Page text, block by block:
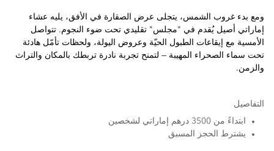
ومع بدء غروب الشمس، يتجلى عرض الصقارة في الأفق، يليه عشاء
إماراتي أصيل يُقدم في "مجلس" تقليدي تحت ضوء النجوم. تتواصل
الأمسية مع إيقاعات الطبول الحيّة وعروض اليولة، ولحظات تأمّل هادئة
تحت سماء الصحراء المهيبة — لتمنح تجربة نادرة تربطك بالمكان والتراث
والزمن.
التفاصيل
ابتداءً من 3500 درهم إماراتي لشخصين
يشترط الحجز المسبق